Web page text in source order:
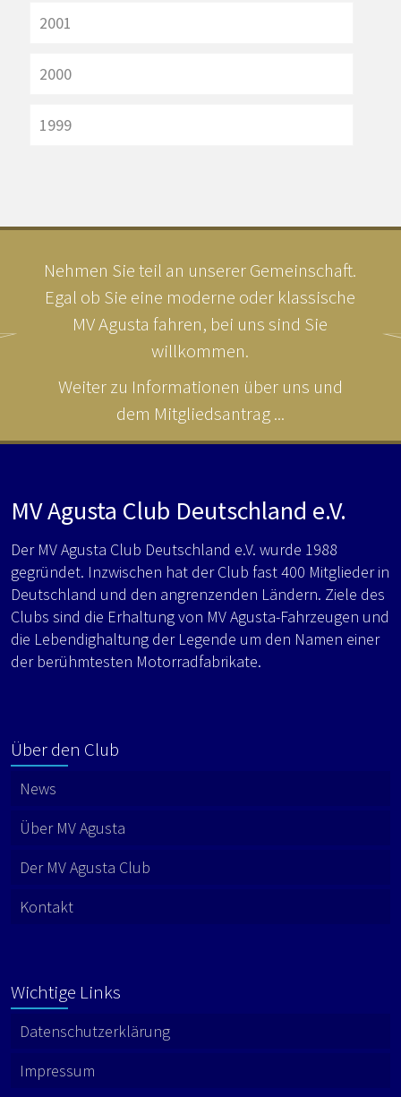
2001
2000
1999
Nehmen Sie teil an unserer Gemeinschaft.
Egal ob Sie eine moderne oder klassische
MV Agusta fahren, bei uns sind Sie
willkommen.
Weiter zu Informationen über uns und
dem Mitgliedsantrag ...
MV Agusta Club Deutschland e.V.
Der MV Agusta Club Deutschland e.V. wurde 1988
gegründet. Inzwischen hat der Club fast 400 Mitglieder in
Deutschland und den angrenzenden Ländern. Ziele des
Clubs sind die Erhaltung von MV Agusta-Fahrzeugen und
die Lebendighaltung der Legende um den Namen einer
der berühmtesten Motorradfabrikate.
Über den Club
News
Über MV Agusta
Der MV Agusta Club
Kontakt
Wichtige Links
Datenschutzerklärung
Impressum